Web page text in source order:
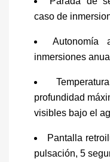
caso de
Autonomía
inmersiones
profundidad
visibles bajo el
Pantalla
pulsación, 5